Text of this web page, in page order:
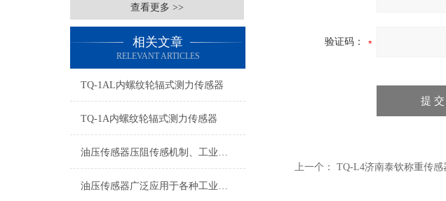
查看更多 >>
相关文章
RELEVANT ARTICLES
TQ-1AL内螺纹轮辐式测力传感器
TQ-1A内螺纹轮辐式测力传感器
油压传感器压阻传感机制、工业工况适配与标准化运维管理
油压传感器广泛应用于各种工业自控环境
验证码：
上一个： TQ-L4济南泰钦称重传